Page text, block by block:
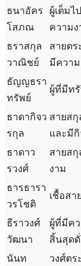
ธนาอัคร
โสภณ
ผู้เต็มไ
ความง
ธราสกุล
วาณิชย์
สายต
มีควา
ธัญญธรา
ทรัพย์
ผู้ที่มีท
ธาดากิจว
รกุล
สายส
และมีกิ
ธาดาว
รวงศ์
สายส
งาม
ธารธารา
วรโชติ
เชื้อสา
ธีราวงศ์
วัฒนา
ผู้ที่มีค
สิ้นสุด
นันท
วงศ์ต